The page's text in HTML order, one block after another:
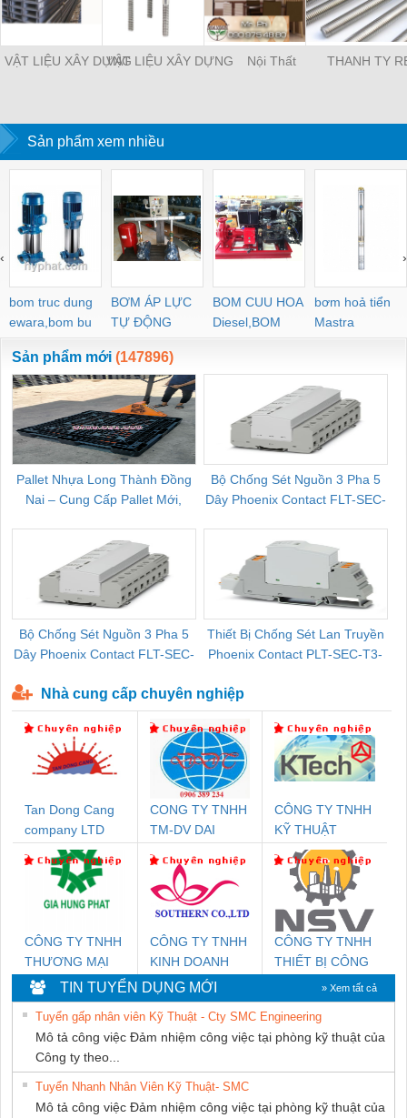
VẬT LIỆU XÂY DỰNGVẬT LIỆU XÂY DỰNG Nội Thất THANH TY
Sản phẩm xem nhiều
bom truc dung
ewara,bom bu
ewara
BƠM ÁP LỰC
TỰ ĐỘNG
BOM CUU HOA
Diesel,BOM
CHUA CHAY
bơm hoả tiển
Mastra
‹ ›
Sản phẩm mới (147896)
Pallet Nhựa Long Thành Đồng
Nai – Cung Cấp Pallet Mới,
Bộ Chống Sét Nguồn 3 Pha 5
Dây Phoenix Contact FLT-SEC-
Bộ Chống Sét Nguồn 3 Pha 5
Dây Phoenix Contact FLT-SEC-
Thiết Bị Chống Sét Lan Truyền
Phoenix Contact PLT-SEC-T3-
Nhà cung cấp chuyên nghiệp
Tan Dong Cang
company LTD
CONG TY TNHH
TM-DV DAI
CÔNG TY TNHH
KỸ THUẬT
KTECH VIỆT
NAM
CÔNG TY TNHH
THƯƠNG MẠI
DỊCH VỤ KỸ
THUẬT ĐIỆN CƠ
GIA HƯNG PHÁT
CÔNG TY TNHH
KINH DOANH
DỊCH VỤ XNK
PHƯƠNG NAM
CÔNG TY TNHH
THIẾT BỊ CÔNG
NGHIỆP NIHON
SETSUBI VIỆT
NAM
TIN TUYỂN DỤNG MỚI » Xem tất cả
Tuyển gấp nhân viên Kỹ Thuật - Cty SMC Engineering
Mô tả công việc Đảm nhiệm công việc tại phòng kỹ thuật của
Công ty theo...
Tuyển Nhanh Nhân Viên Kỹ Thuật- SMC
Mô tả công việc Đảm nhiệm công việc tại phòng kỹ thuật của